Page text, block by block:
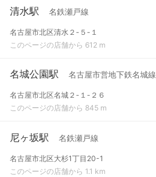
清水駅 名鉄瀬戸線
名古屋市北区清水２-５-１
このページの店舗から 612 m
名城公園駅 名古屋市営地下鉄名城線
名古屋市北区名城２-１-２６
このページの店舗から 845 m
尼ヶ坂駅 名鉄瀬戸線
名古屋市北区大杉1丁目20-1
このページの店舗から 1.1 km